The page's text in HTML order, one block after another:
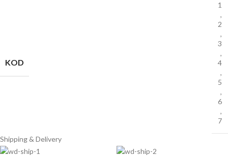
KOD
1
,
2
,
3
,
4
,
5
,
6
,
7
Shipping & Delivery